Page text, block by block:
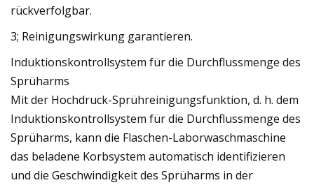
rückverfolgbar.
3; Reinigungswirkung garantieren.
Induktionskontrollsystem für die Durchflussmenge des
Sprüharms
Mit der Hochdruck-Sprühreinigungsfunktion, d. h. dem
Induktionskontrollsystem für die Durchflussmenge des
Sprüharms, kann die Flaschen-Laborwaschmaschine
das beladene Korbsystem automatisch identifizieren
und die Geschwindigkeit des Sprüharms in der